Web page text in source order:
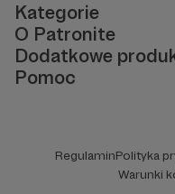
Kategorie
O Patronite
Dodatkowe
Pomoc
RegulaminPolityka
Warunki